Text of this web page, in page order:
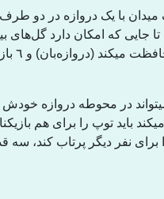
با یک دروازە در دو طرف
جایی کە امکان دارد گل‌های
هر تیم ٧
در محوطە دروازە خودش
باید توپ را برای هم
نفر دیگر پرتاب کند، سە